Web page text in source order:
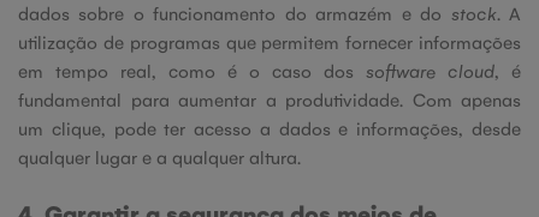
dados sobre o funcionamento do armazém e do stock. A
utilização de programas que permitem fornecer informações
em tempo real, como é o caso dos software cloud, é
fundamental para aumentar a produtividade. Com apenas
um clique, pode ter acesso a dados e informações, desde
qualquer lugar e a qualquer altura.